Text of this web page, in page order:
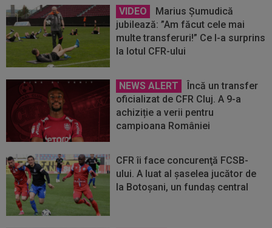
VIDEO
Marius Șumudică
jubilează: ”Am făcut cele mai
multe transferuri!” Ce l-a surprins
la lotul CFR-ului
NEWS ALERT
Încă un transfer
oficializat de CFR Cluj. A 9-a
achiziție a verii pentru
campioana României
CFR îi face concurenţă FCSB-
ului. A luat al şaselea jucător de
la Botoşani, un fundaş central